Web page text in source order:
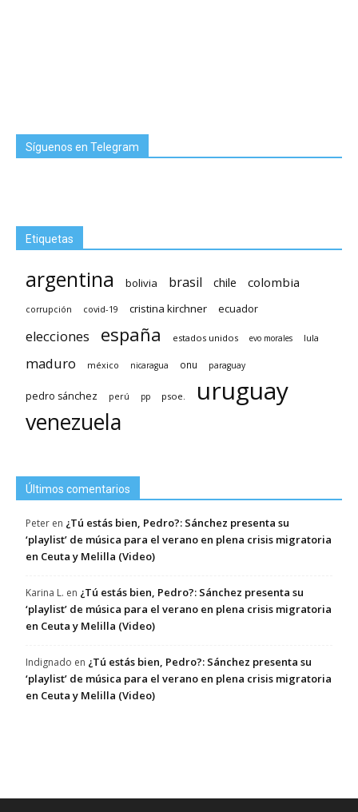
Síguenos en Telegram
Etiquetas
argentina bolivia brasil chile colombia
corrupción covid-19 cristina kirchner ecuador
elecciones españa estados unidos evo morales lula
maduro méxico nicaragua onu paraguay
pedro sánchez perú pp psoe. uruguay
venezuela
Últimos comentarios
Peter en ¿Tú estás bien, Pedro?: Sánchez presenta su
‘playlist’ de música para el verano en plena crisis migratoria
en Ceuta y Melilla (Video)
Karina L. en ¿Tú estás bien, Pedro?: Sánchez presenta su
‘playlist’ de música para el verano en plena crisis migratoria
en Ceuta y Melilla (Video)
Indignado en ¿Tú estás bien, Pedro?: Sánchez presenta su
‘playlist’ de música para el verano en plena crisis migratoria
en Ceuta y Melilla (Video)